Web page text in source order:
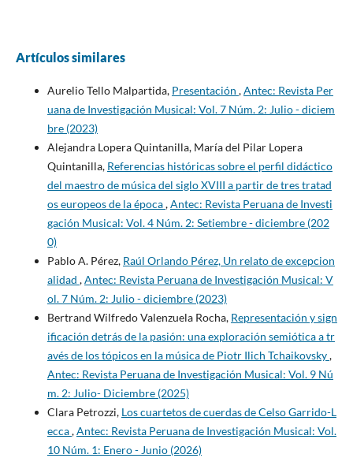
Artículos similares
Aurelio Tello Malpartida, Presentación ,Antec: Revista Per
uana de Investigación Musical: Vol. 7 Núm. 2: Julio - diciem
bre (2023)
Alejandra Lopera Quintanilla, María del Pilar Lopera
Quintanilla, Referencias históricas sobre el perfil didáctico
del maestro de música del siglo XVIII a partir de tres tratad
os europeos de la época,Antec: Revista Peruana de Investi
gación Musical: Vol. 4 Núm. 2: Setiembre - diciembre (202
0)
Pablo A. Pérez, Raúl Orlando Pérez, Un relato de excepcion
alidad ,Antec: Revista Peruana de Investigación Musical: V
ol. 7 Núm. 2: Julio - diciembre (2023)
Bertrand Wilfredo Valenzuela Rocha, Representación y sign
ificación detrás de la pasión: una exploración semiótica a tr
avés de los tópicos en la música de Piotr Ilich Tchaikovsky,
Antec: Revista Peruana de Investigación Musical: Vol. 9 Nú
m. 2: Julio- Diciembre (2025)
Clara Petrozzi, Los cuartetos de cuerdas de Celso Garrido-L
ecca,Antec: Revista Peruana de Investigación Musical: Vol.
10 Núm. 1: Enero - Junio (2026)